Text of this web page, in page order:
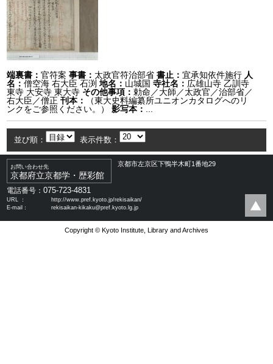
端裏書：官符案 事書： 太政官符治部省 書止：宜承知依件施行 人
名：僧空海 右大臣 石渕 地名： 山城国 寺社名： 広雄山寺 乙訓寺
東寺 大安寺 東大寺 その他事項：勅命／大師／太政官／治部省／
右大臣／僧正 刊本：
（東大史料編纂所ユニオンカタログへのリ
ンクをご参照ください。）
影写本：
並び順： 表示件数：
お問い合わせ先
京都府立京都学・歴彩館
京都市左京区下鴨半木町1番地29
電話番号：075-723-4831
URL ：
http://www.pref.kyoto.jp/rekisaikan/
E-mail：
rekisaikan-kikaku@pref.kyoto.lg.jp
Copyright © Kyoto Institute, Library and Archives